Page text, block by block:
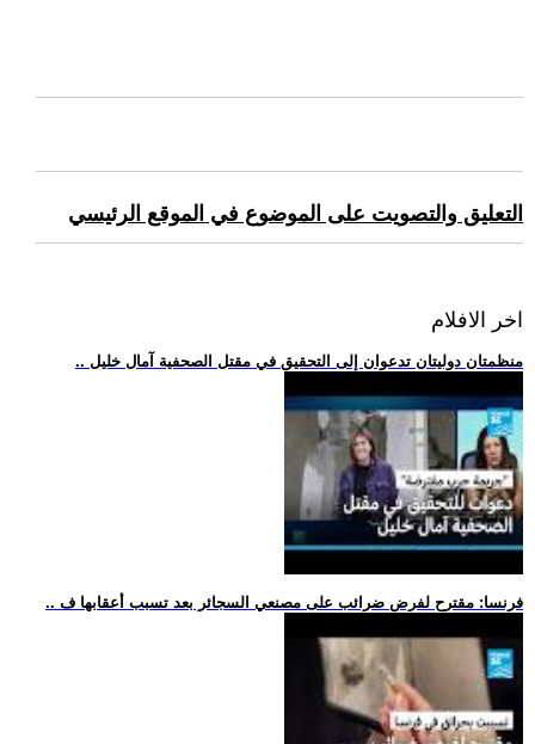
التعليق والتصويت على الموضوع في الموقع الرئيسي
اخر الافلام
.. منظمتان دوليتان تدعوان إلى التحقيق في مقتل الصحفية آمال خليل
.. فرنسا: مقترح لفرض ضرائب على مصنعي السجائر بعد تسبب أعقابها ف